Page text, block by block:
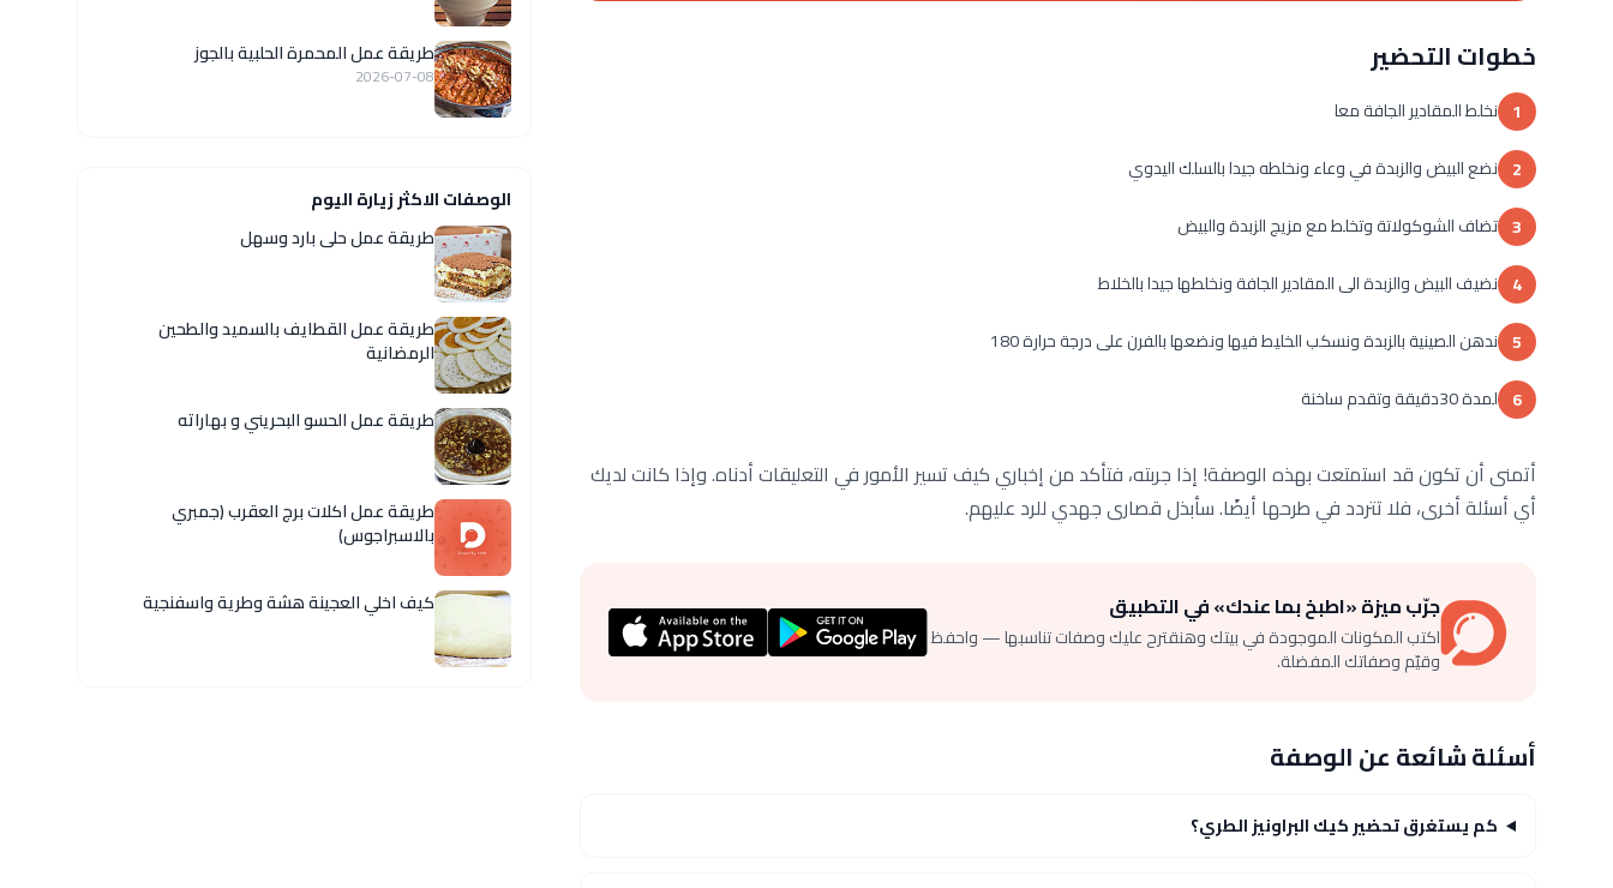
خطوات التحضير
1 نخلط المقادير الجافة معا
2 نضع البيض والزبدة في وعاء ونخلطه جيدا بالسلك اليدوي
3 تضاف الشوكولاتة وتخلط مع مزيج الزبدة والبيض
4 نضيف البيض والزبدة الى المقادير الجافة ونخلطها جيدا بالخلاط
5 ندهن الصينية بالزبدة ونسكب الخليط فيها ونضعها بالفرن على درجة حرارة 180
6 لمدة 30دقيقة وتقدم ساخنة
أتمنى أن تكون قد استمتعت بهذه الوصفة! إذا جربته، فتأكد من إخباري كيف تسير الأمور في التعليقات أدناه. وإذا كانت لديك
أي أسئلة أخرى، فلا تتردد في طرحها أيضًا. سأبذل قصارى جهدي للرد عليهم.
جرّب ميزة «اطبخ بما عندك» في التطبيق
اكتب المكونات الموجودة في بيتك وهنقترح عليك وصفات تناسبها — واحفظ
وقيّم وصفاتك المفضلة.
أسئلة شائعة عن الوصفة
كم يستغرق تحضير كيك البراونيز الطري؟
طريقة عمل المحمرة الحلبية بالجوز
2026-07-08
الوصفات الاكثر زيارة اليوم
طريقة عمل حلى بارد وسهل
طريقة عمل القطايف بالسميد والطحين
الرمضانية
طريقة عمل الحسو البحريني و بهاراته
طريقة عمل اكلات برج العقرب (جمبري
بالاسبراجوس)
كيف اخلي العجينة هشة وطرية واسفنجية